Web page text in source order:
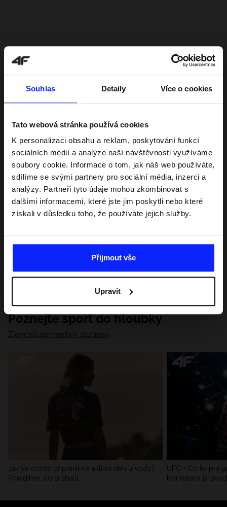
Souhlas Detaily Více o cookies
Tato webová stránka používá cookies
K personalizaci obsahu a reklam, poskytování funkcí
sociálních médií a analýze naší návštěvnosti využíváme
soubory cookie. Informace o tom, jak náš web používáte,
sdílíme se svými partnery pro sociální média, inzerci a
analýzy. Partneři tyto údaje mohou zkombinovat s
dalšími informacemi, které jste jim poskytli nebo které
získali v důsledku toho, že používáte jejich služby.
Přijmout vše
Upravit
Poznejte sport do hloubky
Zkontrolujte všechny záznamy
Jak se dobře připravit na aktivní den u vody?
Poradíme, co si sbalit
UFC - Co to je a
Kompletní